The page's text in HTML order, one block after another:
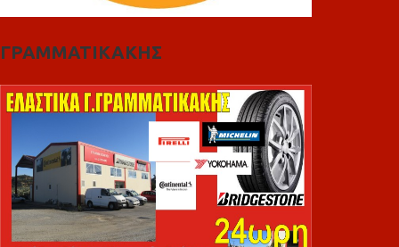
ΓΡΑΜΜΑΤΙΚΑΚΗΣ